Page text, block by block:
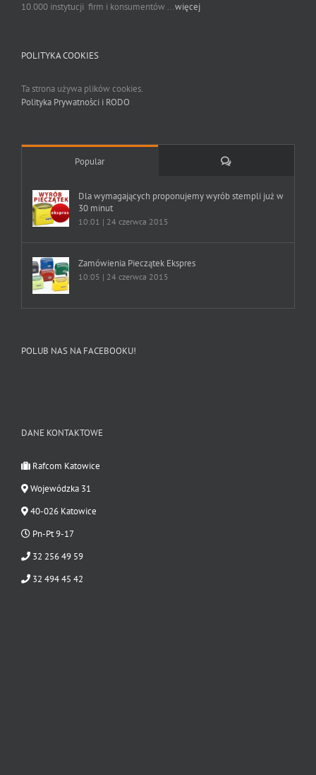
10.000 instytucji firm i konsumentów ...więcej
POLITYKA COOKIES
Ta strona używa plików cookies.
Polityka Prywatności i RODO
Popular Comments
Dla wymagających proponujemy wyrób stempli już w
30 minut
10:01 | 24 czerwca 2015
Zamówienia Pieczątek Ekspres
10:05 | 24 czerwca 2015
POLUB NAS NA FACEBOOKU!
DANE KONTAKTOWE
Rafcom Katowice
Wojewódzka 31
40-026 Katowice
Pn-Pt 9-17
32 256 49 59
32 494 45 42